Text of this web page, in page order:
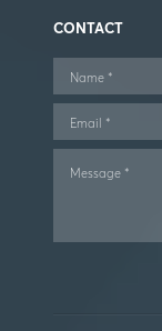
CONTACT